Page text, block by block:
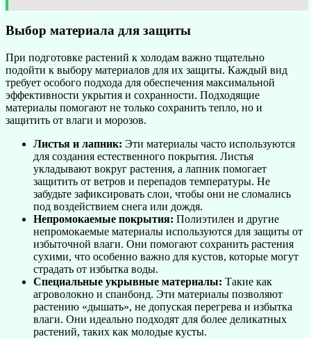
Выбор материала для защиты
При подготовке растений к холодам важно тщательно
подойти к выбору материалов для их защиты. Каждый вид
требует особого подхода для обеспечения максимальной
эффективности укрытия и сохранности. Подходящие
материалы помогают не только сохранить тепло, но и
защитить от влаги и морозов.
Листья и лапник: Эти материалы часто используются
для создания естественного покрытия. Листья
укладывают вокруг растения, а лапник помогает
защитить от ветров и перепадов температуры. Не
забудьте зафиксировать слои, чтобы они не сломались
под воздействием снега или дождя.
Непромокаемые покрытия: Полиэтилен и другие
непромокаемые материалы используются для защиты от
избыточной влаги. Они помогают сохранить растения
сухими, что особенно важно для кустов, которые могут
страдать от избытка воды.
Специальные укрывные материалы: Такие как
агроволокно и спанбонд. Эти материалы позволяют
растению «дышать», не допуская перегрева и избытка
влаги. Они идеально подходят для более деликатных
растений, таких как молодые кусты.